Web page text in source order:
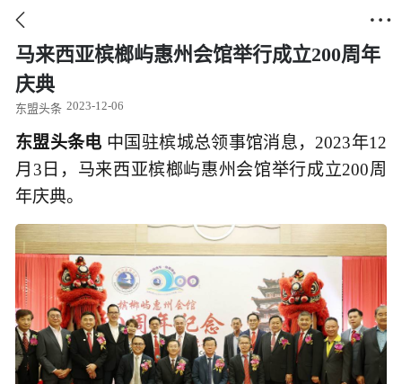
 
马来西亚槟榔屿惠州会馆举行成立200周年
庆典
东盟头条 2023-12-06
东盟头条电 中国驻槟城总领事馆消息，2023年12
月3日，马来西亚槟榔屿惠州会馆举行成立200周
年庆典。